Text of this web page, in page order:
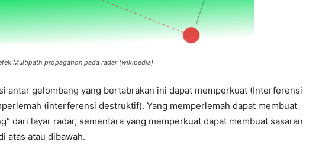
Multipath propagation pada radar (wikipedia)
antar gelombang yang bertabrakan ini dapat memperkuat (Interferensi
(interferensi destruktif). Yang memperlemah dapat membuat
dari layar radar, sementara yang memperkuat dapat membuat sasaran
atas atau dibawah.